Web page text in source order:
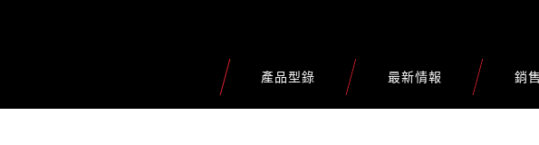
產品型錄 最新情報 銷